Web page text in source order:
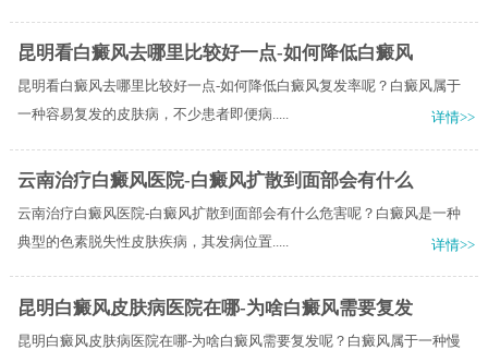
昆明看白癜风去哪里比较好一点-如何降低白癜风
昆明看白癜风去哪里比较好一点-如何降低白癜风复发率呢？白癜风属于
一种容易复发的皮肤病，不少患者即便病.....
详情>>
云南治疗白癜风医院-白癜风扩散到面部会有什么
云南治疗白癜风医院-白癜风扩散到面部会有什么危害呢？白癜风是一种
典型的色素脱失性皮肤疾病，其发病位置.....
详情>>
昆明白癜风皮肤病医院在哪-为啥白癜风需要复发
昆明白癜风皮肤病医院在哪-为啥白癜风需要复发呢？白癜风属于一种慢